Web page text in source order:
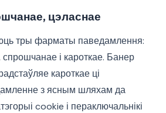
цэласнае
тры фарматы паведамлення:
і кароткае. Банер
кароткае ці
з ясным шляхам да
cookie і пераключальнікі